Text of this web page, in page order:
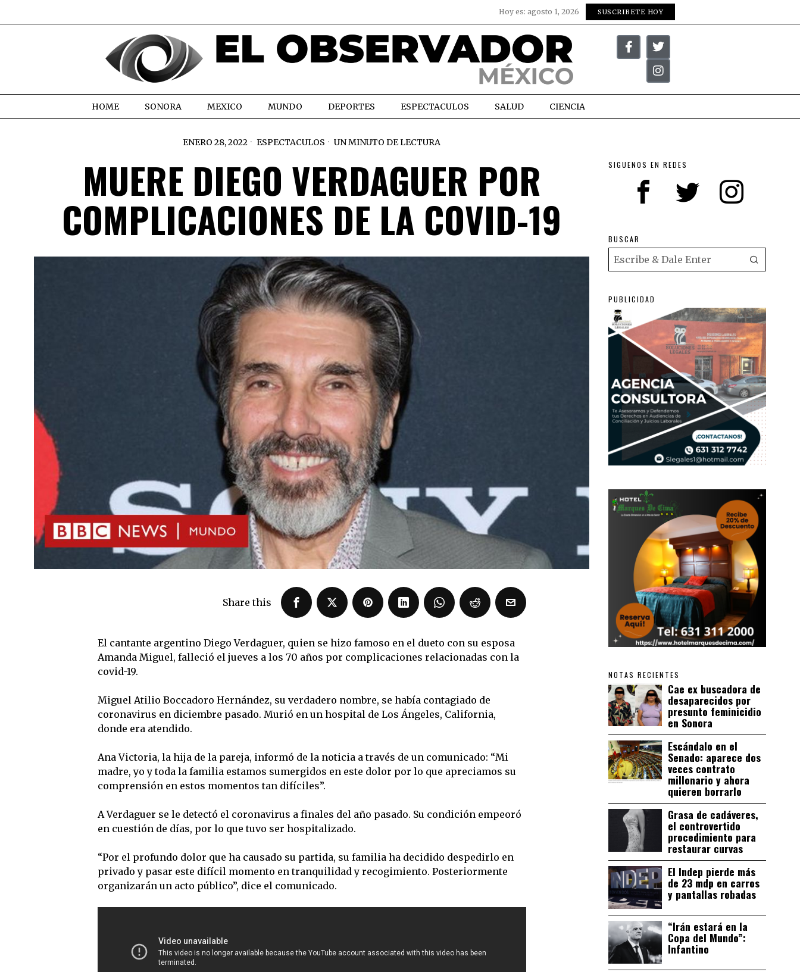
Hoy es: agosto 1, 2026 SUSCRIBETE HOY
HOME SONORA MEXICO MUNDO DEPORTES ESPECTACULOS SALUD CIENCIA
ENERO 28, 2022 ESPECTACULOS UN MINUTO DE LECTURA
MUERE DIEGO VERDAGUER POR
COMPLICACIONES DE LA COVID-19
Share this
El cantante argentino Diego Verdaguer, quien se hizo famoso en el dueto con su esposa
Amanda Miguel, falleció el jueves a los 70 años por complicaciones relacionadas con la
covid-19.
Miguel Atilio Boccadoro Hernández, su verdadero nombre, se había contagiado de
coronavirus en diciembre pasado. Murió en un hospital de Los Ángeles, California,
donde era atendido.
Ana Victoria, la hija de la pareja, informó de la noticia a través de un comunicado: “Mi
madre, yo y toda la familia estamos sumergidos en este dolor por lo que apreciamos su
comprensión en estos momentos tan difíciles”.
A Verdaguer se le detectó el coronavirus a finales del año pasado. Su condición empeoró
en cuestión de días, por lo que tuvo ser hospitalizado.
“Por el profundo dolor que ha causado su partida, su familia ha decidido despedirlo en
privado y pasar este difícil momento en tranquilidad y recogimiento. Posteriormente
organizarán un acto público”, dice el comunicado.
SIGUENOS EN REDES
BUSCAR
PUBLICIDAD
NOTAS RECIENTES
Cae ex buscadora de
desaparecidos por
presunto feminicidio
en Sonora
Escándalo en el
Senado: aparece dos
veces contrato
millonario y ahora
quieren borrarlo
Grasa de cadáveres,
el controvertido
procedimiento para
restaurar curvas
El Indep pierde más
de 23 mdp en carros
y pantallas robadas
“Irán estará en la
Copa del Mundo”:
Infantino